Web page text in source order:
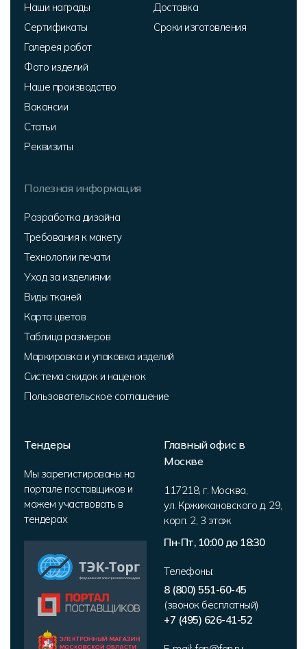
Наши награды
Сертификаты
Галерея работ
Фото изделий
Наше производство
Вакансии
Статьи
Реквизиты
Доставка
Сроки изготовления
Полезная информация
Разработка дизайна
Требования к макету
Технологии печати
Уход за изделиями
Виды тканей
Карта цветов
Таблица размеров
Маркировка и упаковка изделий
Система скидок и наценок
Пользовательское соглашение
Тендеры
Мы зарегистированы на
портале поставщиков и
можем участвовать в
тендерах
Главный офис в
Москве
117218, г. Москва,
ул. Кржижановского д. 29,
корп. 2, 3 этаж
Пн-Пт, 10:00 до 18:30
Телефоны:
8 (800) 551-60-45
(звонок бесплатный)
+7 (495) 626-41-52